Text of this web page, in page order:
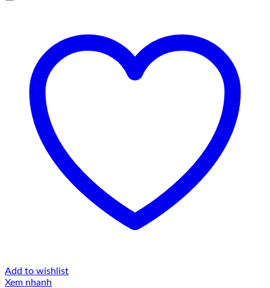
Add to wishlist
Xem nhanh